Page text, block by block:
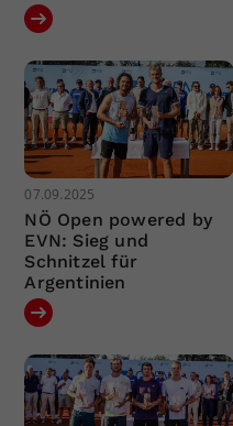
07.09.2025
NÖ Open powered by
EVN: Sieg und
Schnitzel für
Argentinien